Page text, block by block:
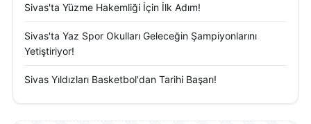
Sivas'ta Yüzme Hakemliği İçin İlk Adım!
Sivas'ta Yaz Spor Okulları Geleceğin Şampiyonlarını
Yetiştiriyor!
Sivas Yıldızları Basketbol'dan Tarihi Başarı!